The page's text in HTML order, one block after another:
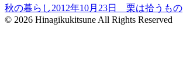
秋の暮らし2012年10月23日 栗は拾うもの
© 2026 Hinagikukitsune All Rights Reserved